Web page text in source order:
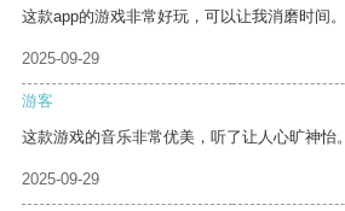
这款app的游戏非常好玩，可以让我消磨时间。
2025-09-29
游客
这款游戏的音乐非常优美，听了让人心旷神怡。
2025-09-29